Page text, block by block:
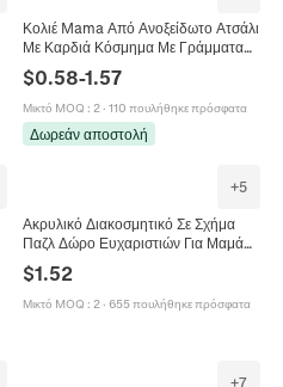
Κολιέ Mama Από Ανοξείδωτο Ατσάλι
Με Καρδιά Κόσμημα Με Γράμματα
Δώρο Για Τη Μαμά Γιορτή Της
Μητέρας Χρώμα Χρυσό Ασημί
$0.58-1.57
Μικτό MOQ : 2· 110 πουλήθηκε πρόσφατα
Δωρεάν αποστολή
+5
Ακρυλικό Διακοσμητικό Σε Σχήμα
Παζλ Δώρο Ευχαριστιών Για Μαμά
Επέτειος Διακόσμηση
$1.52
Μικτό MOQ : 2· 655 πουλήθηκε πρόσφατα
+7